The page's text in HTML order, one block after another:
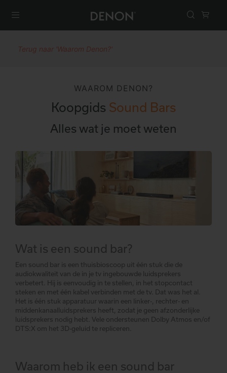
Terug naar 'Waarom Denon?'
WAAROM DENON?
Koopgids Sound Bars
Alles wat je moet weten
Wat is een sound bar?
Een sound bar is een thuisbioscoop uit één stuk die de
audiokwaliteit van de in je tv ingebouwde luidsprekers
verbetert. Hij is eenvoudig in te stellen, in het stopcontact
steken en met één kabel verbinden met de tv. Dat was het al.
Het is één stuk apparatuur waarin een linker-, rechter- en
middenkanaalluidsprekers heeft, zodat je geen afzonderlijke
luidsprekers nodig hebt. Vele ondersteunen Dolby Atmos en/of
DTS:X om het 3D-geluid te repliceren.
Waarom heb ik een sound bar